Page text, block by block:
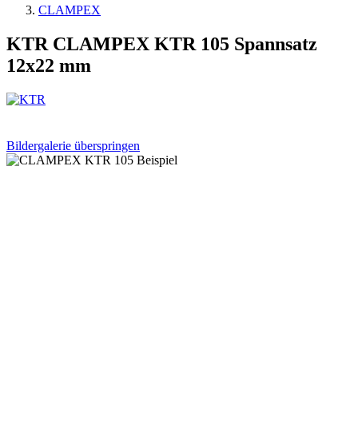
CLAMPEX
KTR CLAMPEX KTR 105 Spannsatz
12x22 mm
Bildergalerie überspringen